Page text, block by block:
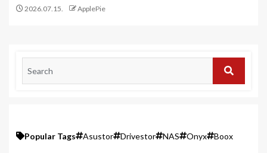
2026.07.15. ApplePie
Popular Tags Asustor Drivestor NAS Onyx Boox